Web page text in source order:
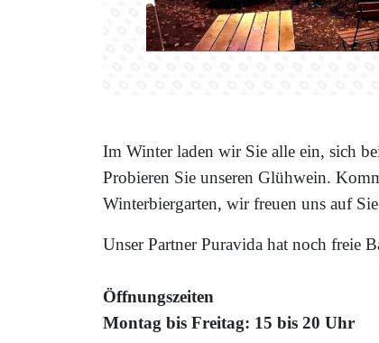
Im Winter laden wir Sie alle ein, sich
Probieren Sie unseren Glühwein.
Winterbiergarten, wir freuen uns auf
Unser Partner Puravida hat noch freie
Öffnungszeiten
Montag bis Freitag: 15 bis 20 Uhr